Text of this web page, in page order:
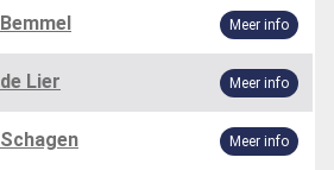
Bemmel Meer info
de Lier Meer info
Schagen Meer info